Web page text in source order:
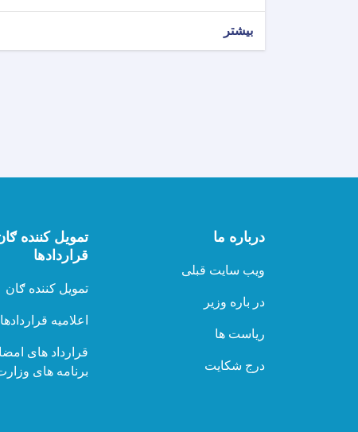
بیشتر
درباره ما
ویب سایت قبلی
در باره وزیر
ریاست ها
درج شکایت
تمویل کننده
قراردادها
تمویل کننده ګان
اعلامیه قراردادها
قرارداد های
برنامه های